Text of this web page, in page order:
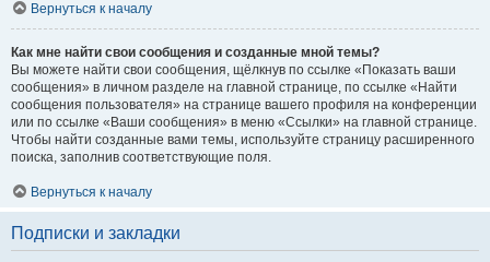
Вернуться к началу
Как мне найти свои сообщения и созданные мной темы?
Вы можете найти свои сообщения, щёлкнув по ссылке «Показать ваши
сообщения» в личном разделе на главной странице, по ссылке «Найти
сообщения пользователя» на странице вашего профиля на конференции
или по ссылке «Ваши сообщения» в меню «Ссылки» на главной странице.
Чтобы найти созданные вами темы, используйте страницу расширенного
поиска, заполнив соответствующие поля.
Вернуться к началу
Подписки и закладки